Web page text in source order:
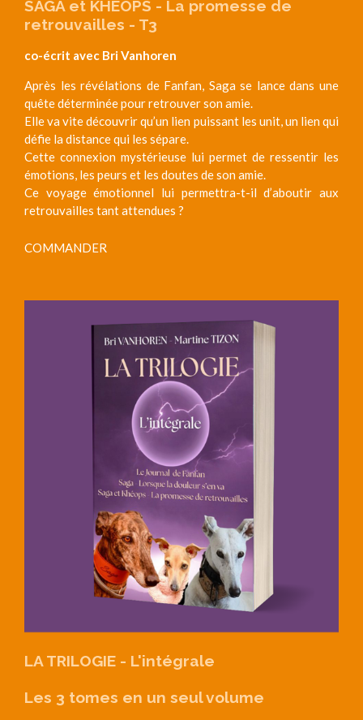
SAGA et KHEOPS - La promesse de
retrouvailles - T3
co-écrit avec Bri Vanhoren
Après les révélations de Fanfan, Saga se lance dans une
quête déterminée pourretrouver son amie.
Elle va vite découvrir qu’un lien puissant les unit, un lien qui
défie la distance qui les sépare.
Cette connexion mystérieuse lui permet de ressentir les
émotions, les peurs et les doutes de son amie.
Ce voyage émotionnel lui permettra-t-il d’aboutir aux
retrouvailles tant attendues ?
COMMANDER
LA TRILOGIE - L'intégrale
Les 3 tomes en un seul volume